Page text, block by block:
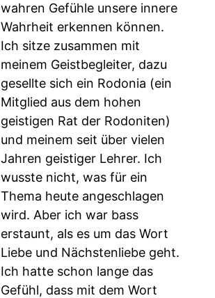
wahren Gefühle unsere innere
Wahrheit erkennen können.
Ich sitze zusammen mit
meinem Geistbegleiter, dazu
gesellte sich ein Rodonia (ein
Mitglied aus dem hohen
geistigen Rat der Rodoniten)
und meinem seit über vielen
Jahren geistiger Lehrer. Ich
wusste nicht, was für ein
Thema heute angeschlagen
wird. Aber ich war bass
erstaunt, als es um das Wort
Liebe und Nächstenliebe geht.
Ich hatte schon lange das
Gefühl, dass mit dem Wort